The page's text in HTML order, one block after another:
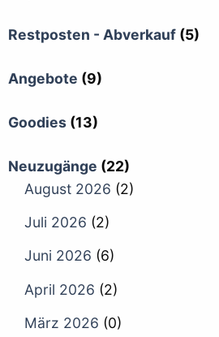
Restposten - Abverkauf (5)
Angebote (9)
Goodies (13)
Neuzugänge (22)
August 2026 (2)
Juli 2026 (2)
Juni 2026 (6)
April 2026 (2)
März 2026 (0)